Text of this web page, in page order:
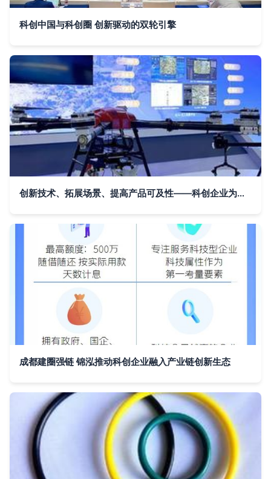
科创中国与科创圈 创新驱动的双轮引擎
创新技术、拓展场景、提高产品可及性——科创企业为北斗规模化应用注入活力
成都建圈强链 锦泓推动科创企业融入产业链创新生态